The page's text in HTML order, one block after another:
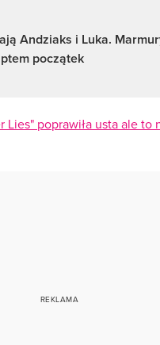
Andziaks i Luka.
początek
Lies" poprawiła usta ale